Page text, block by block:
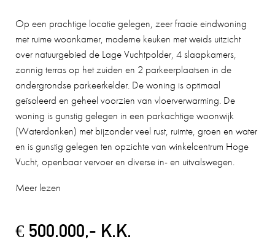
Op een prachtige locatie gelegen, zeer fraaie eindwoning
met ruime woonkamer, moderne keuken met weids uitzicht
over natuurgebied de Lage Vuchtpolder, 4 slaapkamers,
zonnig terras op het zuiden en 2 parkeerplaatsen in de
ondergrondse parkeerkelder. De woning is optimaal
geïsoleerd en geheel voorzien van vloerverwarming. De
woning is gunstig gelegen in een parkachtige woonwijk
(Waterdonken) met bijzonder veel rust, ruimte, groen en water
en is gunstig gelegen ten opzichte van winkelcentrum Hoge
Vucht, openbaar vervoer en diverse in- en uitvalswegen.
Meer lezen
€ 500.000,- K.K.